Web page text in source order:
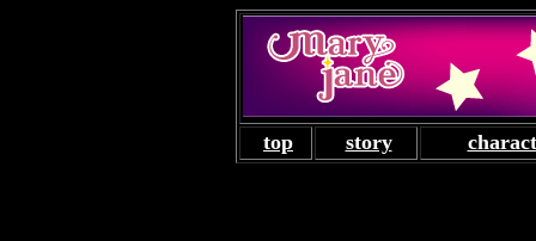
top story